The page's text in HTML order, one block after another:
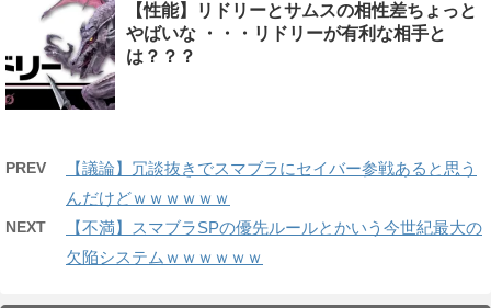
【性能】リドリーとサムスの相性差ちょっと
やばいな ・・・リドリーが有利な相手と
は？？？
PREV
【議論】冗談抜きでスマブラにセイバー参戦あると思う
んだけどｗｗｗｗｗｗ
NEXT
【不満】スマブラSPの優先ルールとかいう今世紀最大の
欠陥システムｗｗｗｗｗｗ